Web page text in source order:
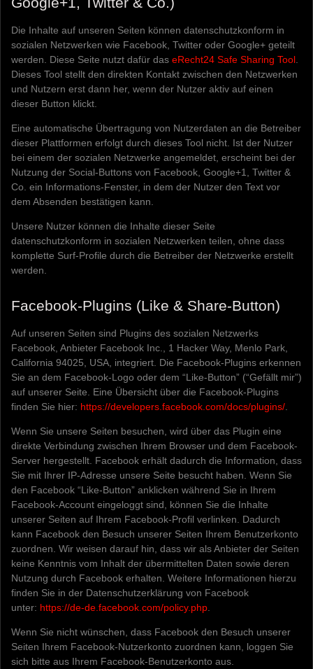
Die Inhalte auf unseren Seiten können datenschutzkonform in
sozialen Netzwerken wie Facebook, Twitter oder Google+ geteilt
werden. Diese Seite nutzt dafür das eRecht24 Safe Sharing Tool
Dieses Tool stellt den direkten Kontakt zwischen den Netzwerken
und Nutzern erst dann her, wenn der Nutzer aktiv auf einen
dieser Button klickt.
Eine automatische Übertragung von Nutzerdaten an die Betreiber
dieser Plattformen erfolgt durch dieses Tool nicht. Ist der Nutzer
bei einem der sozialen Netzwerke angemeldet, erscheint bei der
Nutzung der Social-Buttons von Facebook, Google+1, Twitter &
Co. ein Informations-Fenster, in dem der Nutzer den Text vor
dem Absenden bestätigen kann.
Unsere Nutzer können die Inhalte dieser Seite
datenschutzkonform in sozialen Netzwerken teilen, ohne dass
komplette Surf-Profile durch die Betreiber der Netzwerke erstellt
werden.
Facebook-Plugins (Like & Share-Button)
Auf unseren Seiten sind Plugins des sozialen Netzwerks
Facebook, Anbieter Facebook Inc., 1 Hacker Way, Menlo Park,
California 94025, USA, integriert. Die Facebook-Plugins erkennen
Sie an dem Facebook-Logo oder dem “Like-Button” (“Gefällt mir”)
auf unserer Seite. Eine Übersicht über die Facebook-Plugins
finden Sie hier: https://developers.facebook.com/docs/plugins/
Wenn Sie unsere Seiten besuchen, wird über das Plugin eine
direkte Verbindung zwischen Ihrem Browser und dem Facebook-
Server hergestellt. Facebook erhält dadurch die Information, dass
Sie mit Ihrer IP-Adresse unsere Seite besucht haben. Wenn Sie
den Facebook “Like-Button” anklicken während Sie in Ihrem
Facebook-Account eingeloggt sind, können Sie die Inhalte
unserer Seiten auf Ihrem Facebook-Profil verlinken. Dadurch
kann Facebook den Besuch unserer Seiten Ihrem Benutzerkonto
zuordnen. Wir weisen darauf hin, dass wir als Anbieter der Seiten
keine Kenntnis vom Inhalt der übermittelten Daten sowie deren
Nutzung durch Facebook erhalten. Weitere Informationen hierzu
finden Sie in der Datenschutzerklärung von Facebook
unter: https://de-de.facebook.com/policy.php
Wenn Sie nicht wünschen, dass Facebook den Besuch unserer
Seiten Ihrem Facebook-Nutzerkonto zuordnen kann, loggen Sie
sich bitte aus Ihrem Facebook-Benutzerkonto aus.